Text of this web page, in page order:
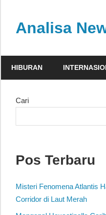
contentAnalisa
dan
dari
politik,
HIBURAN
Cari
Pos Terbaru
Misteri Fenomena Atlantis
Corridor di Laut Merah